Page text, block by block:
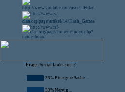
Frage: Social Links sind ?
33% Eine gute Sache ...
33% Nervig ...